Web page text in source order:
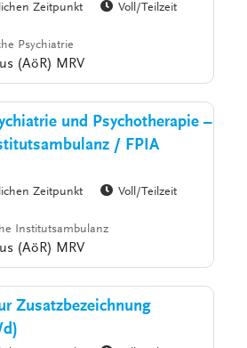
Zeitpunkt
Voll/Teilzeit
Psychiatrie
(AöR) MRV
und Psychotherapie –
/ FPIA
Zeitpunkt
Voll/Teilzeit
Institutsambulanz
(AöR) MRV
Zusatzbezeichnung